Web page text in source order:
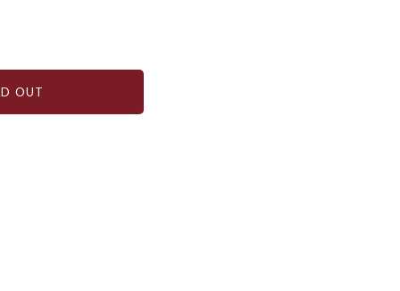
OUT